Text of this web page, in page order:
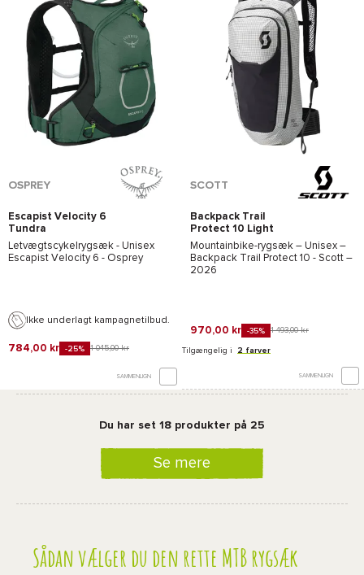
*Se betingelserneher
OSPREY
Escapist Velocity 6
Tundra
Green/Botanica
Letvægtscykelrygsæk - Unisex
Escapist Velocity 6 - Osprey
Ikke underlagt kampagnetilbud.
784,00 kr -25% 1 045,00 kr
SAMMENLIGN
SCOTT
Backpack Trail
Protect 10 Light
Grey/Black
Mountainbike-rygsæk – Unisex –
Backpack Trail Protect 10 - Scott –
2026
970,00 kr -35% 1 493,00 kr
Tilgængelig i 2 farver
SAMMENLIGN
Du har set 18 produkter på 25
Se mere
Sådan vælger du den rette MTB rygsæk